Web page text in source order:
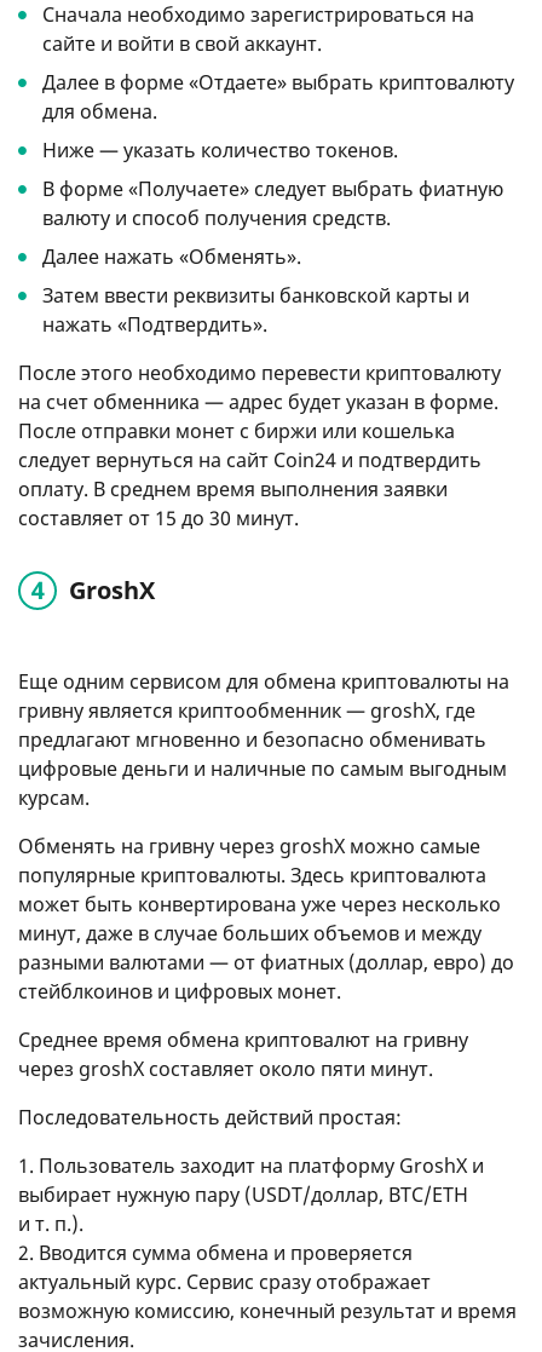
Сначала необходимо зарегистрироваться на
сайте и войти в свой аккаунт.
Далее в форме «Отдаете» выбрать криптовалюту
для обмена.
Ниже — указать количество токенов.
В форме «Получаете» следует выбрать фиатную
валюту и способ получения средств.
Далее нажать «Обменять».
Затем ввести реквизиты банковской карты и
нажать «Подтвердить».
После этого необходимо перевести криптовалюту
на счет обменника — адрес будет указан в форме.
После отправки монет с биржи или кошелька
следует вернуться на сайт Coin24 и подтвердить
оплату. В среднем время выполнения заявки
составляет от 15 до 30 минут.
GroshX
Еще одним сервисом для обмена криптовалюты на
гривну является криптообменник — groshX, где
предлагают мгновенно и безопасно обменивать
цифровые деньги и наличные по самым выгодным
курсам.
Обменять на гривну через groshX можно самые
популярные криптовалюты. Здесь криптовалюта
может быть конвертирована уже через несколько
минут, даже в случае больших объемов и между
разными валютами — от фиатных (доллар, евро) до
стейблкоинов и цифровых монет.
Среднее время обмена криптовалют на гривну
через groshX составляет около пяти минут.
Последовательность действий простая:
1. Пользователь заходит на платформу GroshX и
выбирает нужную пару (USDT/доллар, BTC/ETH
и т. п.).
2. Вводится сумма обмена и проверяется
актуальный курс. Сервис сразу отображает
возможную комиссию, конечный результат и время
зачисления.